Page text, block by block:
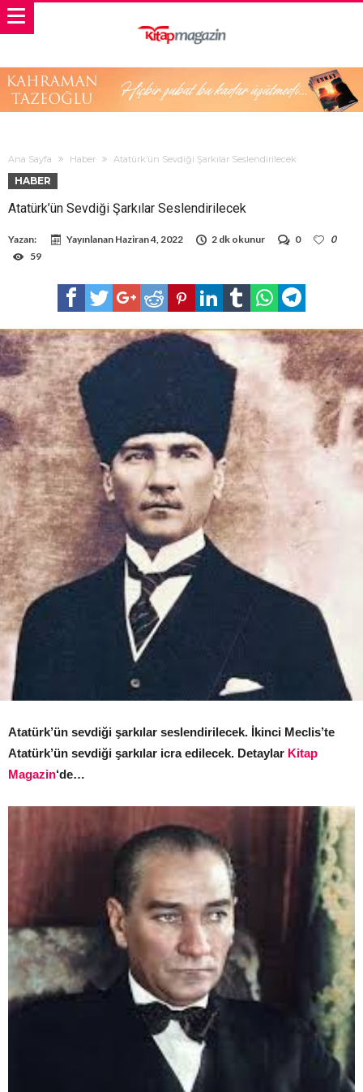
Ana Sayfa Haber Atatürk’ün Sevdiği Şarkılar Seslendirilecek
HABER
Atatürk’ün Sevdiği Şarkılar Seslendirilecek
Yazan: Yayınlanan Haziran 4, 2022 2 dk okunur 0
0
59
Atatürk’ün sevdiği şarkılar seslendirilecek. İkinci Meclis’te
Atatürk’ün sevdiği şarkılar icra edilecek. Detaylar Kitap
Magazin‘de…